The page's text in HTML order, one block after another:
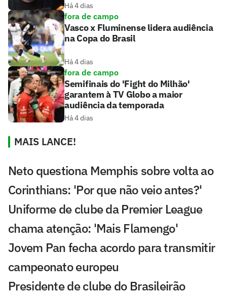
Há 4 dias
fora de campo
Vasco x Fluminense lidera audiência
na Copa do Brasil
Há 4 dias
fora de campo
Semifinais do 'Fight do Milhão'
garantem à TV Globo a maior
audiência da temporada
Há 4 dias
MAIS LANCE!
Neto questiona Memphis sobre volta ao
Corinthians: 'Por que não veio antes?'
Uniforme de clube da Premier League
chama atenção: 'Mais Flamengo'
Jovem Pan fecha acordo para transmitir
campeonato europeu
Presidente de clube do Brasileirão